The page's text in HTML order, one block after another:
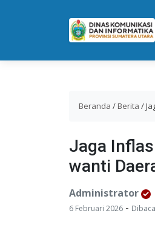
Beranda / Berita /
Jaga
wanti
Administrator
6 Februari 2026 -